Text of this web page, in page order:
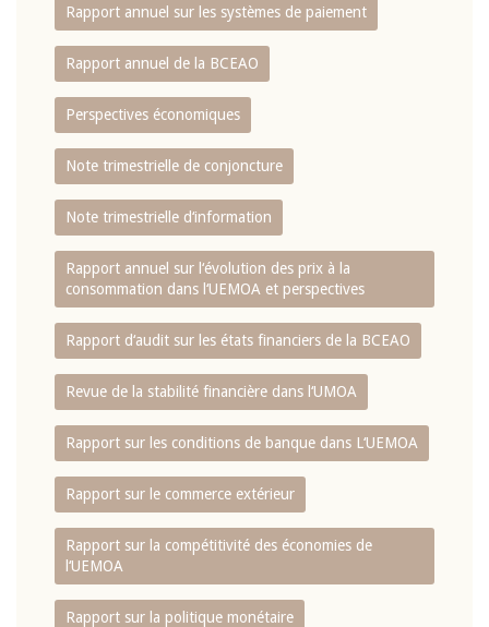
Rapport annuel sur les systèmes de paiement
Rapport annuel de la BCEAO
Perspectives économiques
Note trimestrielle de conjoncture
Note trimestrielle d‘information
Rapport annuel sur l‘évolution des prix à la
consommation dans l‘UEMOA et perspectives
Rapport d‘audit sur les états financiers de la BCEAO
Revue de la stabilité financière dans l‘UMOA
Rapport sur les conditions de banque dans L‘UEMOA
Rapport sur le commerce extérieur
Rapport sur la compétitivité des économies de
l‘UEMOA
Rapport sur la politique monétaire